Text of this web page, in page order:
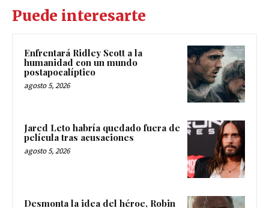
Puede interesarte
Enfrentará Ridley Scott a la
humanidad con un mundo
postapocalíptico
agosto 5, 2026
Jared Leto habría quedado fuera de
película tras acusaciones
agosto 5, 2026
Desmonta la idea del héroe, Robin